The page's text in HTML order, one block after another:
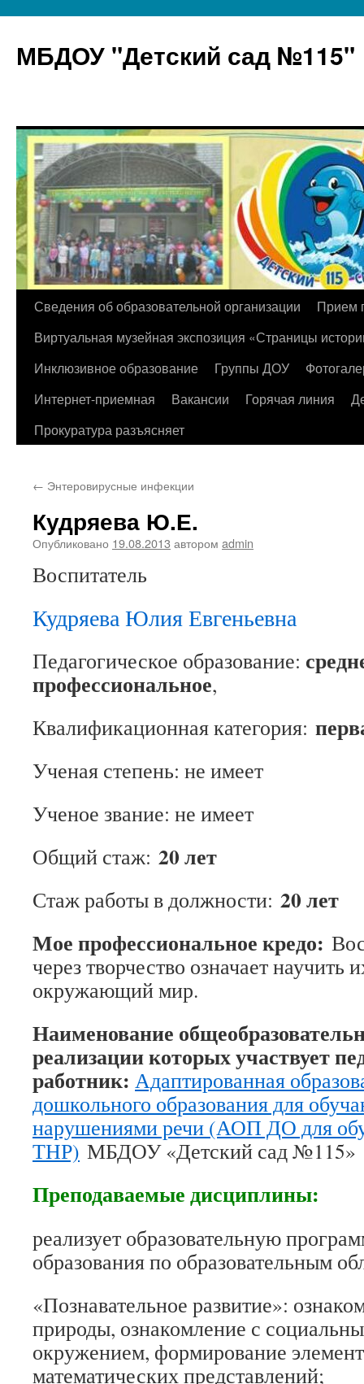
МБДОУ "Детский сад №115"
Перейти
содержимому
Сведения об образовательной организации
Прием
Виртуальная музейная экспозиция «Страницы
Инклюзивное образование
Группы ДОУ
Интернет-приемная
Вакансии Горячая линия
Прокуратура разъясняет
← Энтеровирусные инфекции
Кудряева Ю.Е.
Опубликовано 19.08.2013 автором admin
Воспитатель
Кудряева Юлия Евгеньевна
Педагогическое образование:
профессиональное,
Квалификационная категория:
Ученая степень: не имеет
Ученое звание: не имеет
Общий стаж: 20 лет
Стаж работы в должности: 20 лет
Мое профессиональное кредо:
через творчество означает научить
окружающий мир.
Наименование
реализации которых участвует
работник: Адаптированная
дошкольного образования для
нарушениями речи (АОП ДО для
ТНР) МБДОУ «Детский сад №115»
Преподаваемые дисциплины:
реализует образовательную
образования по образовательным
«Познавательное развитие»:
природы, ознакомление с
окружением, формирование
математических представлений;